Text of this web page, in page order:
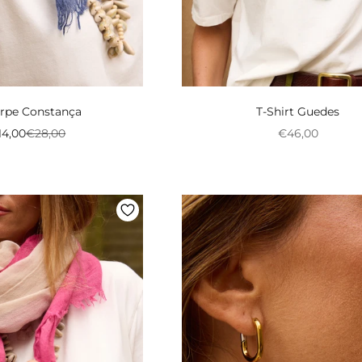
Constança
promocional
Preço normal
€28,00
T-Shirt Guedes
Preço
€46,00